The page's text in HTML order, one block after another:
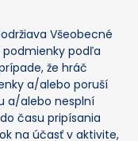
Všeobecné
podľa
že hráč
a/alebo poruší
a/alebo nesplní
času pripísania
na účasť v aktivite,